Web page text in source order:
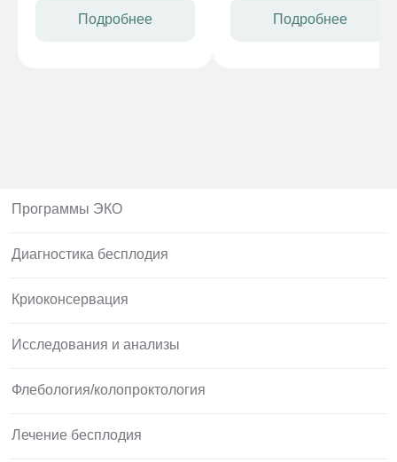
Подробнее Подробнее
Программы ЭКО
Диагностика бесплодия
Криоконсервация
Исследования и анализы
Флебология/колопроктология
Лечение бесплодия